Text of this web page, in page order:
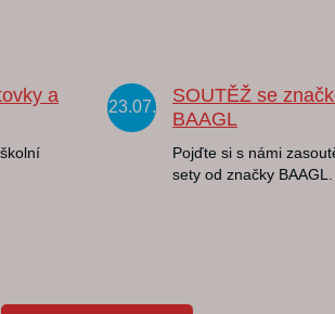
a
23.07.
SOUTĚŽ se
BAAGL
Pojďte si s námi
sety od značky BAAGL.